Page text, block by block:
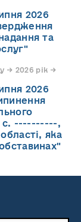
2026
та
→ 2026 рік →
2026
с. ----------,
яка